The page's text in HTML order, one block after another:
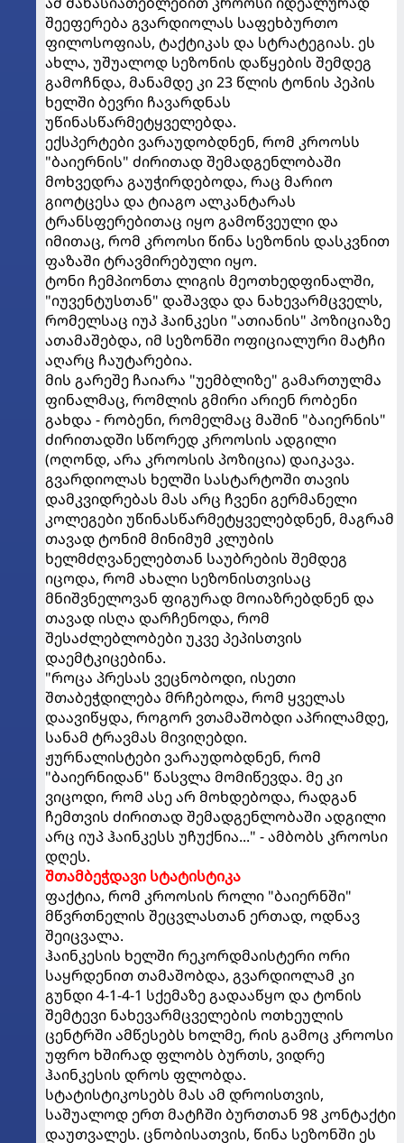
შეეფერება გვარდიოლას საფეხბურთო
ფილოსოფიას, ტაქტიკას და სტრატეგიას. ეს
ახლა, უშუალოდ სეზონის დაწყების შემდეგ
გამოჩნდა, მანამდე კი 23 წლის ტონის პეპის
ხელში ბევრი ჩავარდნას
უწინასწარმეტყველებდა.
ექსპერტები ვარაუდობდნენ, რომ კროოსს
"ბაიერნის" ძირითად შემადგენლობაში
მოხვედრა გაუჭირდებოდა, რაც მარიო
გიოტცესა და ტიაგო ალკანტარას
ტრანსფერებითაც იყო გამოწვეული და
იმითაც, რომ კროოსი წინა სეზონის დასკვნით
ფაზაში ტრავმირებული იყო.
ტონი ჩემპიონთა ლიგის მეოთხედფინალში,
"იუვენტუსთან" დაშავდა და ნახევარმცველს,
რომელსაც იუპ ჰაინკესი "ათიანის" პოზიციაზე
ათამაშებდა, იმ სეზონში ოფიციალური მატჩი
აღარც ჩაუტარებია.
მის გარეშე ჩაიარა "უემბლიზე" გამართულმა
ფინალმაც, რომლის გმირი არიენ რობენი
გახდა - რობენი, რომელმაც მაშინ "ბაიერნის"
ძირითადში სწორედ კროოსის ადგილი
(ოღონდ, არა კროოსის პოზიცია) დაიკავა.
გვარდიოლას ხელში სასტარტოში თავის
დამკვიდრებას მას არც ჩვენი გერმანელი
კოლეგები უწინასწარმეტყველებდნენ, მაგრამ
თავად ტონიმ მინიმუმ კლუბის
ხელმძღვანელებთან საუბრების შემდეგ
იცოდა, რომ ახალი სეზონისთვისაც
მნიშვნელოვან ფიგურად მოიაზრებდნენ და
თავად ისღა დარჩენოდა, რომ
შესაძლებლობები უკვე პეპისთვის
დაემტკიცებინა.
"როცა პრესას ვეცნობოდი, ისეთი
შთაბეჭდილება მრჩებოდა, რომ ყველას
დაავიწყდა, როგორ ვთამაშობდი აპრილამდე,
სანამ ტრავმას მივიღებდი.
ჟურნალისტები ვარაუდობდნენ, რომ
"ბაიერნიდან" წასვლა მომიწევდა. მე კი
ვიცოდი, რომ ასე არ მოხდებოდა, რადგან
ჩემთვის ძირითად შემადგენლობაში ადგილი
არც იუპ ჰაინკესს უჩუქნია..." - ამბობს კროოსი
დღეს.
შთამბეჭდავი სტატისტიკა
ფაქტია, რომ კროოსის როლი "ბაიერნში"
მწვრთნელის შეცვლასთან ერთად, ოდნავ
შეიცვალა.
ჰაინკესის ხელში რეკორდმაისტერი ორი
საყრდენით თამაშობდა, გვარდიოლამ კი
გუნდი 4-1-4-1 სქემაზე გადააწყო და ტონის
შემტევი ნახევარმცველების ოთხეულის
ცენტრში ამწესებს ხოლმე, რის გამოც კროოსი
უფრო ხშირად ფლობს ბურთს, ვიდრე
ჰაინკესის დროს ფლობდა.
სტატისტიკოსებს მას ამ დროისთვის,
საშუალოდ ერთ მატჩში ბურთთან 98 კონტაქტი
დაუთვალეს. ცნობისათვის, წინა სეზონში ეს